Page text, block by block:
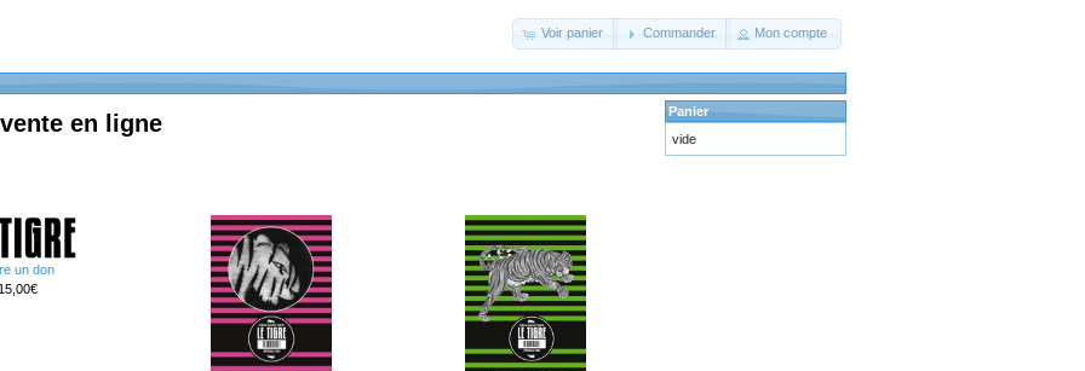
Voir panier Commander Mon compte
en ligne
un don
Panier
vide